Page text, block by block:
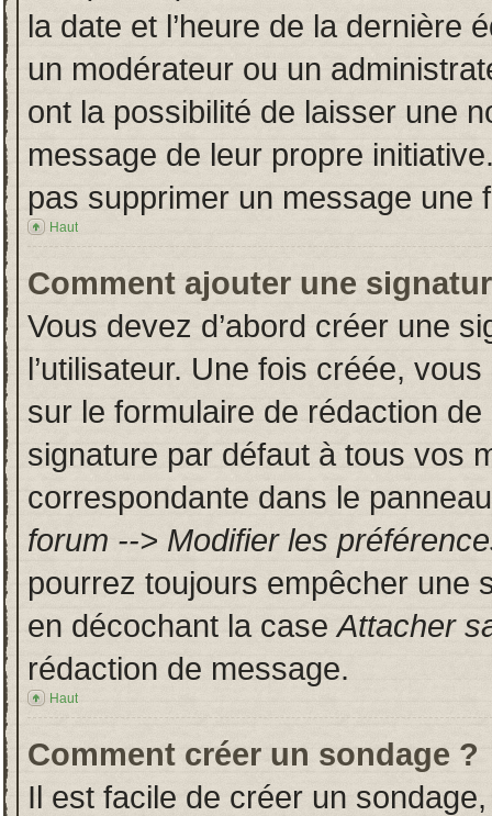
la date et l’heure de la dernière
un modérateur ou un
ont la possibilité de laisser une
message de leur propre
pas supprimer un message une
Haut
Comment ajouter une
Vous devez d’abord créer une
l’utilisateur. Une fois créée,
sur le formulaire de rédaction
signature par défaut à tous vos
correspondante dans le
forum --> Modifier les
pourrez toujours empêcher une
en décochant la caseAttacher
rédaction de message.
Haut
Comment créer un sondage ?
Il est facile de créer un